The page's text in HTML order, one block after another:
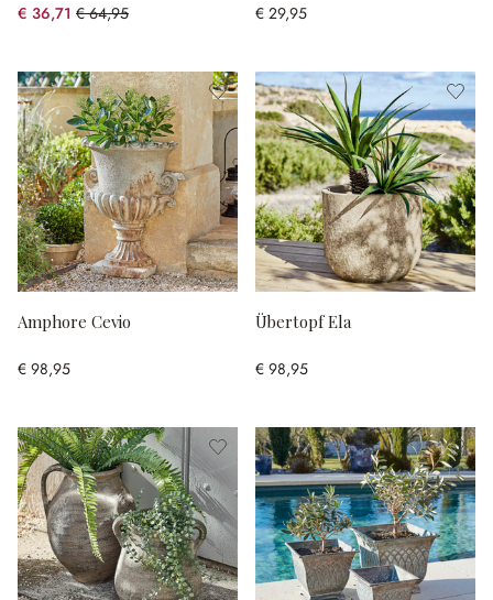
€ 36,71 € 64,95
(43.48% gespart) € 29,95
Amphore Cevio
€ 98,95
Übertopf Ela
€ 98,95